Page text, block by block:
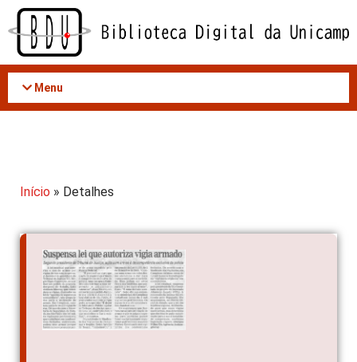
Acessar
conteúdo
Menu
Início » Detalhes